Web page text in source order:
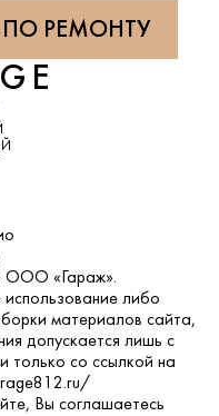
ПО РЕМОНТУ
ООО «Гараж».
либо
материалов сайта,
допускается лишь с
только со ссылкой на
Вы соглашаетесь